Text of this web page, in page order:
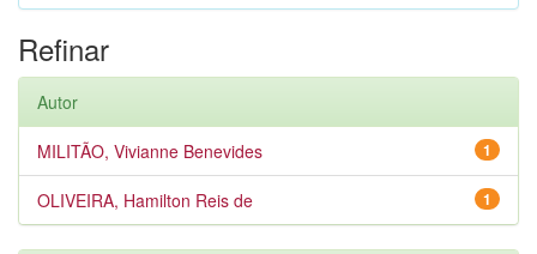
Refinar
Autor
1
MILITÃO, Vivianne Benevides
1
OLIVEIRA, Hamilton Reis de